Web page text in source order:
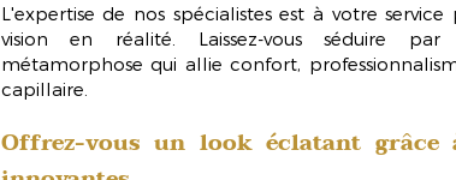
L'expertise de nos spécialistes est à votre
vision en réalité. Laissez-vous séduire
métamorphose qui allie confort,
capillaire.
Offrez-vous un look éclatant grâce